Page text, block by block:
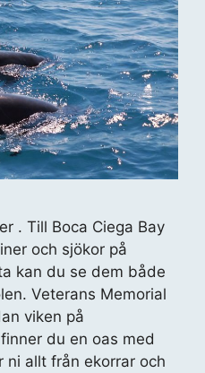
. Till Boca Ciega Bay
och sjökor på
kan du se dem både
Veterans Memorial
viken på
du en oas med
ni allt från ekorrar och